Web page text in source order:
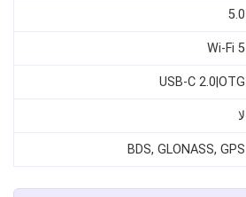
5.0
Wi-Fi 5
USB-C 2.0|OTG
لا
BDS, GLONASS, GPS